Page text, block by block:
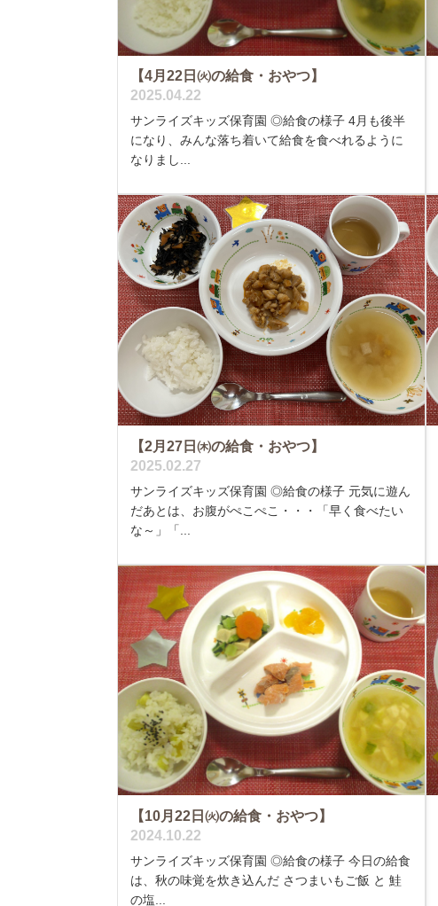
【4月22日㈫の給食・おやつ】
2025.04.22
サンライズキッズ保育園 ◎給食の様子 4月も後半
になり、みんな落ち着いて給食を食べれるように
なりまし...
【2月27日㈭の給食・おやつ】
2025.02.27
サンライズキッズ保育園 ◎給食の様子 元気に遊ん
だあとは、お腹がぺこぺこ・・・「早く食べたい
な～」「...
【10月22日㈫の給食・おやつ】
2024.10.22
サンライズキッズ保育園 ◎給食の様子 今日の給食
は、秋の味覚を炊き込んだ さつまいもご飯 と 鮭
の塩...